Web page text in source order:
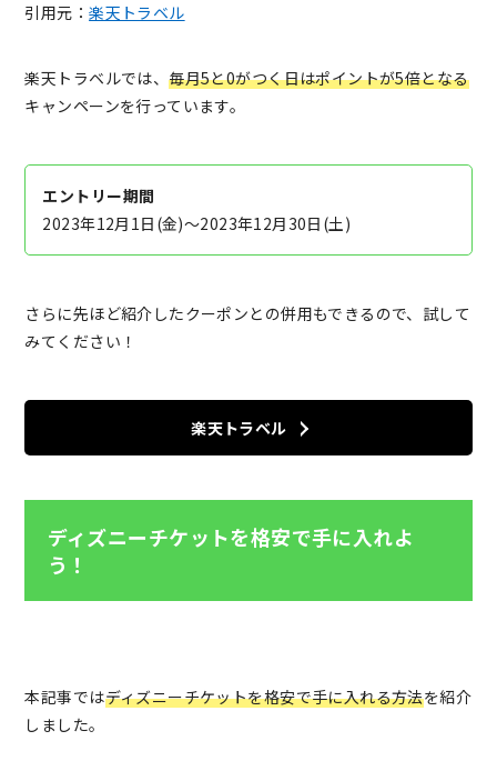
引用元：楽天トラベル
楽天トラベルでは、毎月5と0がつく日はポイントが5倍となる
キャンペーンを行っています。
エントリー期間
2023年12月1日(金)～2023年12月30日(土)
さらに先ほど紹介したクーポンとの併用もできるので、試して
みてください！
楽天トラベル
ディズニーチケットを格安で手に入れよ
う！
本記事ではディズニーチケットを格安で手に入れる方法を紹介
しました。